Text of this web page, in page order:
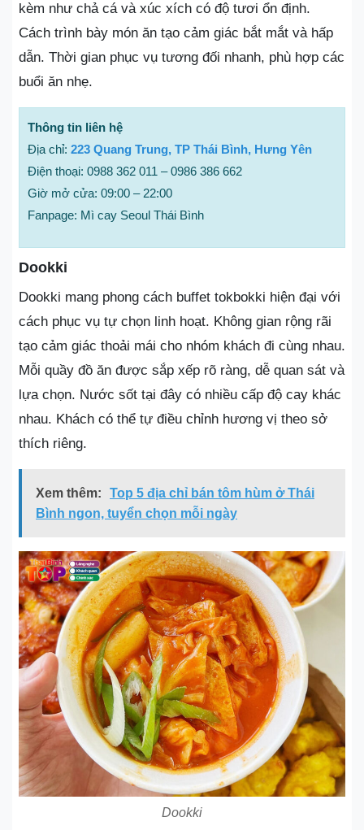
kèm như chả cá và xúc xích có độ tươi ổn định.
Cách trình bày món ăn tạo cảm giác bắt mắt và hấp
dẫn. Thời gian phục vụ tương đối nhanh, phù hợp các
buổi ăn nhẹ.
Thông tin liên hệ
Địa chỉ: 223 Quang Trung, TP Thái Bình, Hưng Yên
Điện thoại: 0988 362 011 – 0986 386 662
Giờ mở cửa: 09:00 – 22:00
Fanpage: Mì cay Seoul Thái Bình
Dookki
Dookki mang phong cách buffet tokbokki hiện đại với
cách phục vụ tự chọn linh hoạt. Không gian rộng rãi
tạo cảm giác thoải mái cho nhóm khách đi cùng nhau.
Mỗi quầy đồ ăn được sắp xếp rõ ràng, dễ quan sát và
lựa chọn. Nước sốt tại đây có nhiều cấp độ cay khác
nhau. Khách có thể tự điều chỉnh hương vị theo sở
thích riêng.
Xem thêm:
Top 5 địa chỉ bán tôm hùm ở Thái
Bình ngon, tuyển chọn mỗi ngày
Dookki